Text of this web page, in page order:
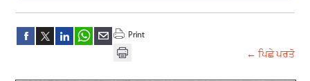
← ਪਿਛੇ ਪਰਤੋ